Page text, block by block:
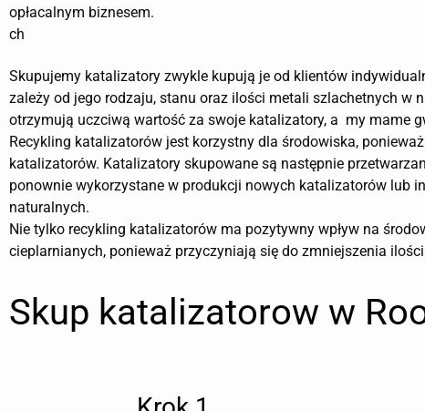
opłacalnym biznesem.
ch
Skupujemy katalizatory zwykle kupują je od klientów
zależy od jego rodzaju, stanu oraz ilości metali szlachetnych w
otrzymują uczciwą wartość za swoje katalizatory, a my mame
Recykling katalizatorów jest korzystny dla środowiska,
katalizatorów. Katalizatory skupowane są następnie
ponownie wykorzystane w produkcji nowych katalizatorów lub
naturalnych.
Nie tylko recykling katalizatorów ma pozytywny wpływ na
cieplarnianych, ponieważ przyczyniają się do zmniejszenia
Skup katalizatorow w